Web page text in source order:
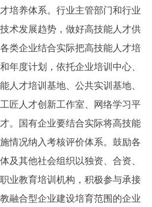
培养体系。行业主管部门和行业
术发展趋势，做好高技能人才供
类企业结合实际把高技能人才培
年度计划，依托企业培训中心、
人才培训基地、公共实训基地、
匠人才创新工作室、网络学习平
。国有企业要结合实际将高技能
情况纳入考核评价体系。鼓励各
及其他社会组织以独资、合资、
业教育培训机构，积极参与承接
融合型企业建设培育范围的企业